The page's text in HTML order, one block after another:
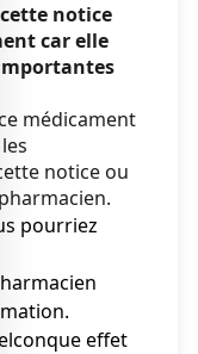
notice
car elle
médicament
notice ou
pourriez
effet